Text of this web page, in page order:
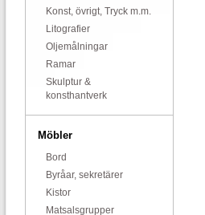
Konst, övrigt, Tryck m.m.
Litografier
Oljemålningar
Ramar
Skulptur &
konsthantverk
Möbler
Bord
Byråar, sekretärer
Kistor
Matsalsgrupper